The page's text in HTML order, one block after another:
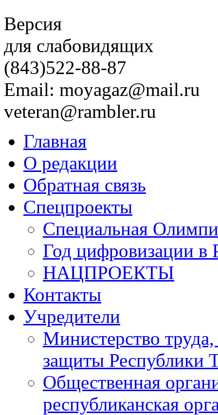
Версия
для слабовидящих
(843)522-88-87
Email: moyagaz@mail.ru
veteran@rambler.ru
Главная
О редакции
Обратная связь
Спецпроекты
Специальная
Год цифровизации в
НАЦПРОЕКТЫ
Контакты
Учредители
Министерство
защиты Республики
Общественная
республиканская